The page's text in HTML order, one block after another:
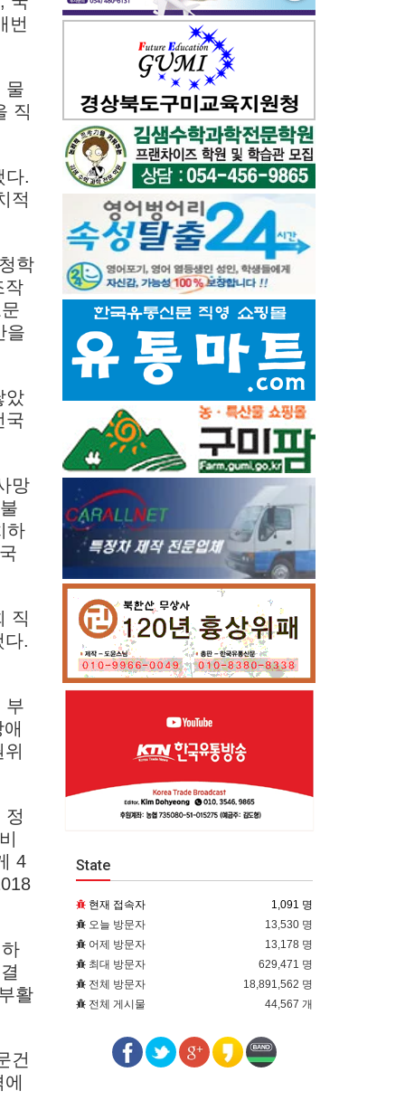
번
물
직
다.
적
학
작
을
았
국
망
하
직
다.
부
정
4
활
건
State
현재 접속자
1,091 명
오늘 방문자
13,530 명
어제 방문자
13,178 명
최대 방문자
629,471 명
전체 방문자
18,891,562 명
전체 게시물
44,567 개